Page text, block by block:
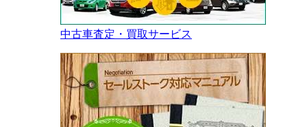
中古車査定・買取サービス